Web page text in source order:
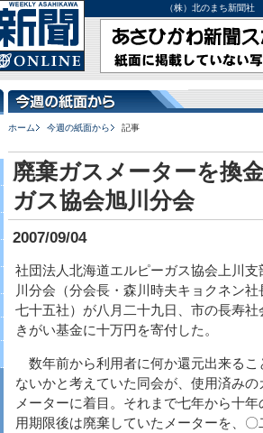
（株）北のまち新聞
ホーム 今週の紙面から 記事
廃棄ガスメーターを換
ガス協会旭川分会
2007/09/04
社団法人北海道エルピーガス協会上川支
川分会（分会長・森川時夫キョクネン社
七十五社）が八月二十九日、市の長寿社
きがい基金に十万円を寄付した。
数年前から利用者に何か還元出来るこ
ないかと考えていた同会が、使用済みの
メーターに着目。それまで七年から十年
用期限後は廃棄していたメーターを、〇